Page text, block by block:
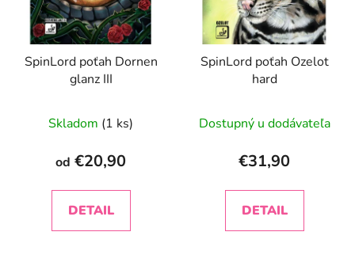
SpinLord poťah Dornen
glanz III
hodnotenie
produktu
3,7
z
Skladom (1 ks)
od €20,90
DETAIL
SpinLord poťah Ozelot
hard
Dostupný u dodávateľa
€31,90
DETAIL